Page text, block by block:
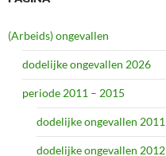
(Arbeids) ongevallen
dodelijke ongevallen 2026
periode 2011 – 2015
dodelijke ongevallen 2011
dodelijke ongevallen 2012